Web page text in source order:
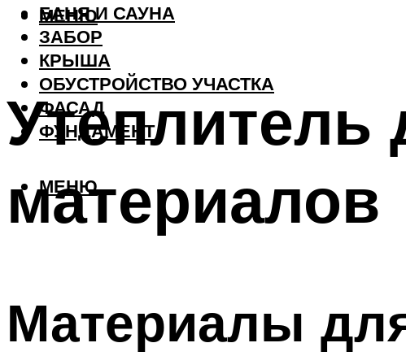
БАНЯ И САУНА
ЗАБОР
КРЫША
ОБУСТРОЙСТВО УЧАСТКА
ФАСАД
ФУНДАМЕНТ
МЕНЮ
МЕНЮ
Утеплитель
материалов
Материалы